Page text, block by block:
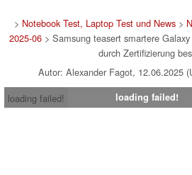
> Notebook Test, Laptop Test und News>
2025-06> Samsung teasert smartere
durch Zertifizierung
Autor: Alexander Fagot, 12.06.2025
loading failed!
loading failed!